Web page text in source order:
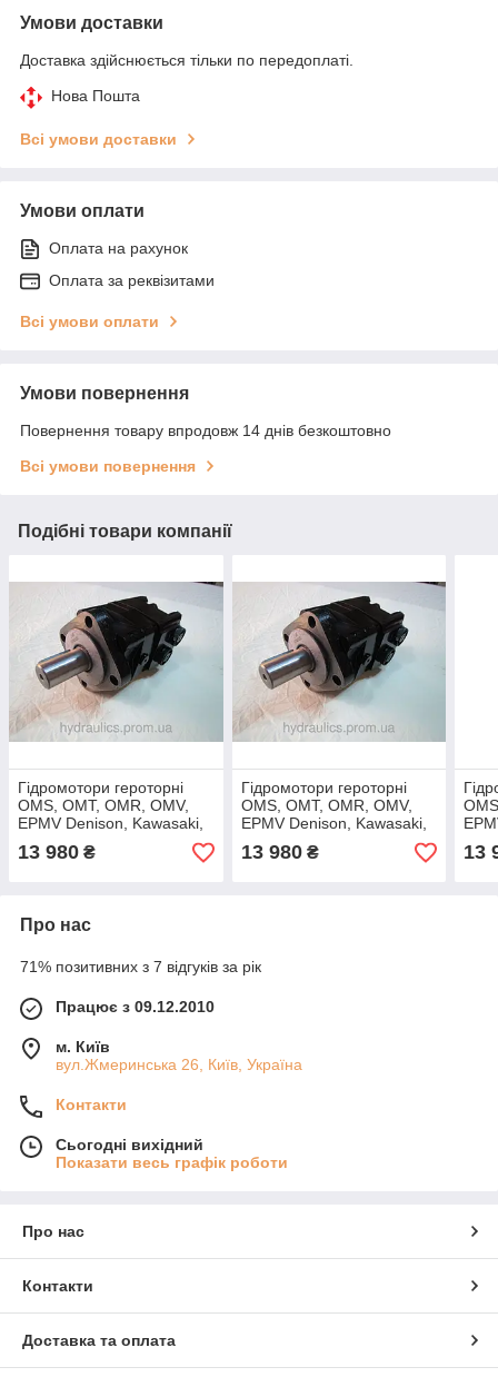
Умови доставки
Доставка здійснюється тільки по передоплаті.
Нова Пошта
Всі умови доставки
Умови оплати
Оплата на рахунок
Оплата за реквізитами
Всі умови оплати
Умови повернення
Повернення товару впродовж 14 днів безкоштовно
Всі умови повернення
Подібні товари компанії
Гідромотори героторні
OMS, OMT, OMR, OMV,
EPMV Denison, Kawasaki,
Sauer Danfoss, Linde,
Vivoil, Marzocchi,
13 980 ₴
Гідромотори героторні
OMS, OMT, OMR, OMV,
EPMV Denison, Kawasaki,
Sauer Danfoss, Linde,
Vivoil, Marzocchi,
13 980₴ 13
Про нас
71% позитивних з 7 відгуків за рік
Працює з 09.12.2010
м. Київ
вул.Жмеринська 26, Київ, Україна
Контакти
Сьогодні вихідний
Показати весь графік роботи
Про нас
Контакти
Доставка та оплата